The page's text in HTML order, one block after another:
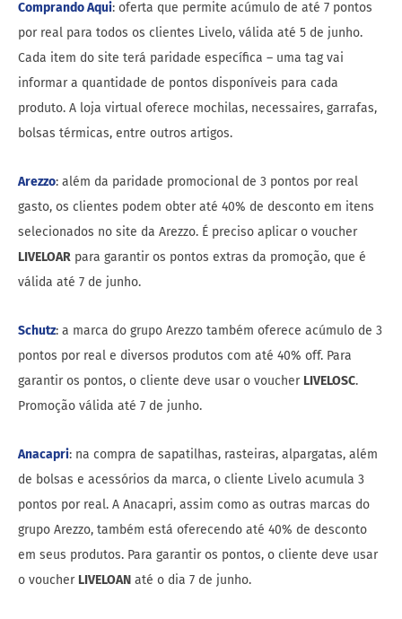
Comprando Aqui: oferta que permite acúmulo de até 7 pontos
por real para todos os clientes Livelo, válida até 5 de junho.
Cada item do site terá paridade específica – uma tag vai
informar a quantidade de pontos disponíveis para cada
produto. A loja virtual oferece mochilas, necessaires, garrafas,
bolsas térmicas, entre outros artigos.
Arezzo: além da paridade promocional de 3 pontos por real
gasto, os clientes podem obter até 40% de desconto em itens
selecionados no site da Arezzo. É preciso aplicar o voucher
LIVELOAR para garantir os pontos extras da promoção, que é
válida até 7 de junho.
Schutz: a marca do grupo Arezzo também oferece acúmulo de 3
pontos por real e diversos produtos com até 40% off. Para
garantir os pontos, o cliente deve usar o voucher LIVELOSC.
Promoção válida até 7 de junho.
Anacapri: na compra de sapatilhas, rasteiras, alpargatas, além
de bolsas e acessórios da marca, o cliente Livelo acumula 3
pontos por real. A Anacapri, assim como as outras marcas do
grupo Arezzo, também está oferecendo até 40% de desconto
em seus produtos. Para garantir os pontos, o cliente deve usar
o voucher LIVELOAN até o dia 7 de junho.